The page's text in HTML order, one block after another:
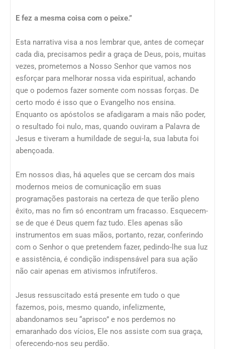
E fez a mesma coisa com o peixe.”
Esta narrativa visa a nos lembrar que, antes de começar
cada dia, precisamos pedir a graça de Deus, pois, muitas
vezes, prometemos a Nosso Senhor que vamos nos
esforçar para melhorar nossa vida espiritual, achando
que o podemos fazer somente com nossas forças. De
certo modo é isso que o Evangelho nos ensina.
Enquanto os apóstolos se afadigaram a mais não poder,
o resultado foi nulo, mas, quando ouviram a Palavra de
Jesus e tiveram a humildade de segui-la, sua labuta foi
abençoada.
Em nossos dias, há aqueles que se cercam dos mais
modernos meios de comunicação em suas
programações pastorais na certeza de que terão pleno
êxito, mas no fim só encontram um fracasso. Esquecem-
se de que é Deus quem faz tudo. Eles apenas são
instrumentos em suas mãos, portanto, rezar, conferindo
com o Senhor o que pretendem fazer, pedindo-lhe sua luz
e assistência, é condição indispensável para sua ação
não cair apenas em ativismos infrutíferos.
Jesus ressuscitado está presente em tudo o que
fazemos, pois, mesmo quando, infelizmente,
abandonamos seu “aprisco” e nos perdemos no
emaranhado dos vícios, Ele nos assiste com sua graça,
oferecendo-nos seu perdão.